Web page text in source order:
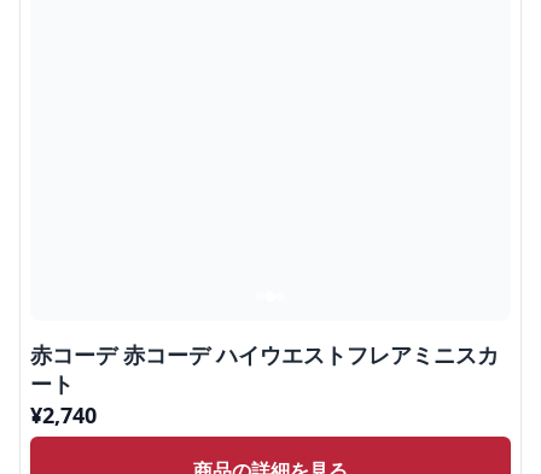
赤コーデ 赤コーデ ハイウエストフレアミニスカ
ート
¥2,740